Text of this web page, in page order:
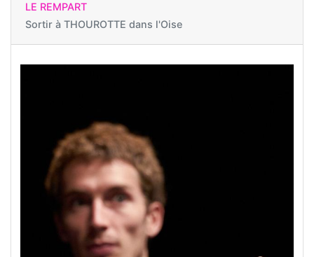
LE REMPART
Sortir à THOUROTTE dans l'Oise